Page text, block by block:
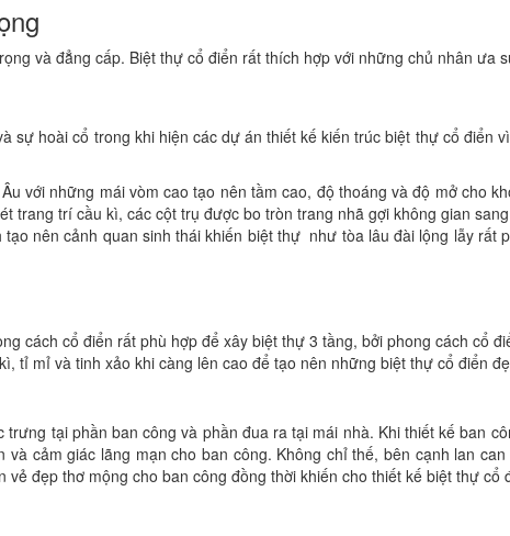
và đẳng cấp. Biệt thự cổ điển rất thích hợp với những chủ nhân ưa
sự hoài cổ trong khi hiện các dự án thiết kế kiến trúc biệt thự cổ điển
với những mái vòm cao tạo nên tầm cao, độ thoáng và độ mở cho
trang trí cầu kì, các cột trụ được bo tròn trang nhã gợi không gian
nên cảnh quan sinh thái khiến biệt thự như tòa lâu đài lộng lẫy rất
cách cổ điển rất phù hợp để xây biệt thự 3 tầng, bởi phong cách cổ
tỉ mỉ và tinh xảo khi càng lên cao để tạo nên những biệt thự cổ điển
tại phần ban công và phần đua ra tại mái nhà. Khi thiết kế ban
cảm giác lãng mạn cho ban công. Không chỉ thế, bên cạnh lan
đẹp thơ mộng cho ban công đồng thời khiến cho thiết kế biệt thự cổ